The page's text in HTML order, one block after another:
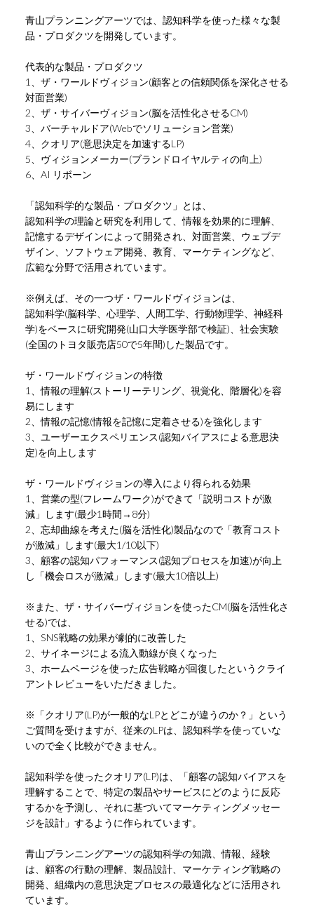
青山プランニングアーツでは、認知科学を使った様々な製
品・プロダクツを開発しています。
代表的な製品・プロダクツ
1、ザ・ワールドヴィジョン(顧客との信頼関係を深化させる
対面営業)
2、ザ・サイバーヴィジョン(脳を活性化させるCM)
3、バーチャルドア(Webでソリューション営業)
4、クオリア(意思決定を加速するLP)
5、ヴィジョンメーカー(ブランドロイヤルティの向上)
6、AI リボーン
「認知科学的な製品・プロダクツ」とは、
認知科学の理論と研究を利用して、情報を効果的に理解、
記憶するデザインによって開発され、対面営業、ウェブデ
ザイン、ソフトウェア開発、教育、マーケティングなど、
広範な分野で活用されています。
※例えば、その一つザ・ワールドヴィジョンは、
認知科学(脳科学、心理学、人間工学、行動物理学、神経科
学)をベースに研究開発(山口大学医学部で検証)、社会実験
(全国のトヨタ販売店50で5年間)した製品です。
ザ・ワールドヴィジョンの特徴
1、情報の理解(ストーリーテリング、視覚化、階層化)を容
易にします
2、情報の記憶(情報を記憶に定着させる)を強化します
3、ユーザーエクスペリエンス(認知バイアスによる意思決
定)を向上します
ザ・ワールドヴィジョンの導入により得られる効果
1、営業の型(フレームワーク)ができて「説明コストが激
減」します(最少1時間→8分)
2、忘却曲線を考えた(脳を活性化)製品なので「教育コスト
が激減」します(最大1/10以下)
3、顧客の認知パフォーマンス(認知プロセスを加速)が向上
し「機会ロスが激減」します(最大10倍以上)
※また、ザ・サイバーヴィジョンを使ったCM(脳を活性化さ
せる)では、
1、SNS戦略の効果が劇的に改善した
2、サイネージによる流入動線が良くなった
3、ホームページを使った広告戦略が回復したというクライ
アントレビューをいただきました。
※「クオリア(LP)が一般的なLPとどこが違うのか？」という
ご質問を受けますが、従来のLPは、認知科学を使っていな
いので全く比較ができません。
認知科学を使ったクオリア(LP)は、「顧客の認知バイアスを
理解することで、特定の製品やサービスにどのように反応
するかを予測し、それに基づいてマーケティングメッセー
ジを設計」するように作られています。
青山プランニングアーツの認知科学の知識、情報、経験
は、顧客の行動の理解、製品設計、マーケティング戦略の
開発、組織内の意思決定プロセスの最適化などに活用され
ています。